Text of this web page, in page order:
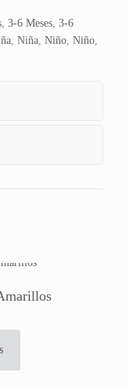
, 3-6 Meses, 3-6
, Niña, Niño, Niño,